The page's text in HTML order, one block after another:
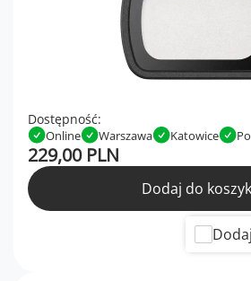
Dostępność:
Online Warszawa Katowice
229,00 PLN
Dodaj do